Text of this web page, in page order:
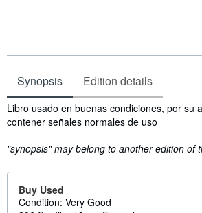
Synopsis Edition details
Synopsis
Libro usado en buenas condiciones, por su
contener señales normales de uso
"synopsis" may belong to another edition of
Buy Used
Condition: Very Good